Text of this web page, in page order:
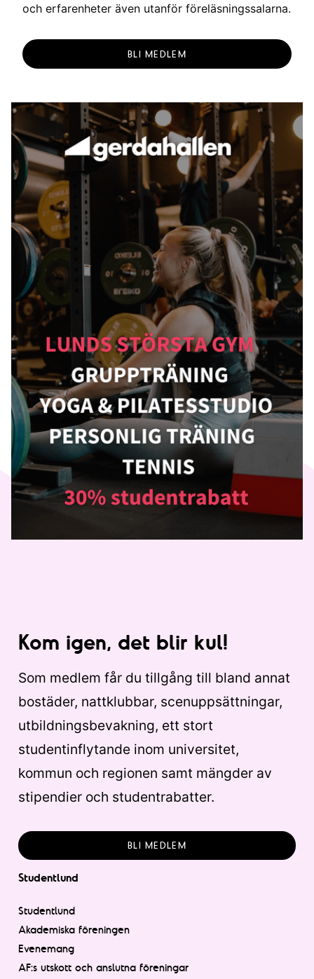
och erfarenheter även utanför föreläsningssalarna.
BLI MEDLEM
Kom igen, det blir kul!
Som medlem får du tillgång till bland annat
bostäder, nattklubbar, scenuppsättningar,
utbildningsbevakning, ett stort
studentinflytande inom universitet,
kommun och regionen samt mängder av
stipendier och studentrabatter.
BLI MEDLEM
Studentlund
Studentlund
Akademiska föreningen
Evenemang
AF:s utskott och anslutna föreningar